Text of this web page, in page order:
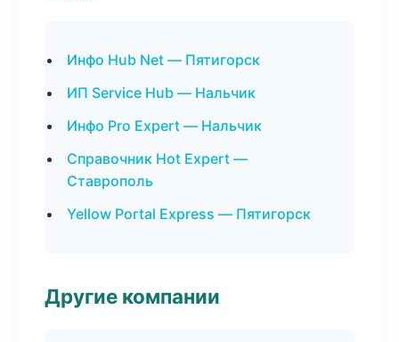
Инфо Hub Net — Пятигорск
ИП Service Hub — Нальчик
Инфо Pro Expert — Нальчик
Справочник Hot Expert —
Ставрополь
Yellow Portal Express — Пятигорск
Другие компании